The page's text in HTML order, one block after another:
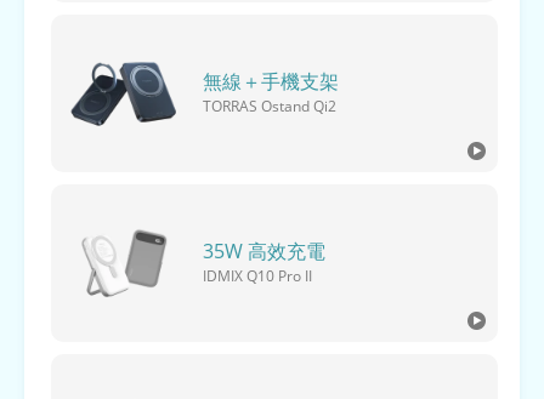
無線＋手機支架
TORRAS Ostand Qi2
35W 高效充電
IDMIX Q10 Pro II